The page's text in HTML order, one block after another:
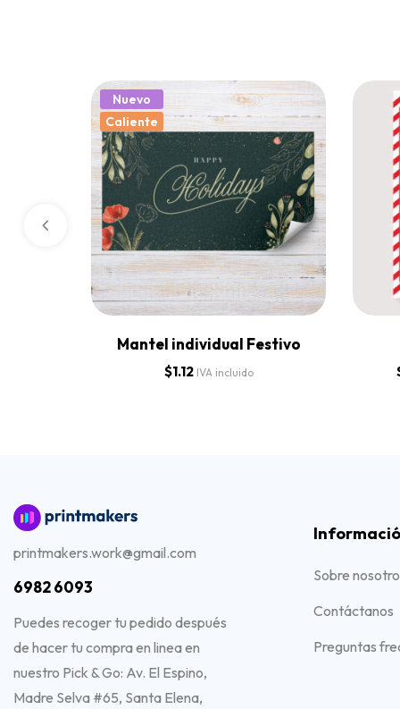
Nuevo
Caliente
Mantel individual Festivo
$1.12 IVA incluido
printmakers.work@gmail.com
6982 6093
Puedes recoger tu pedido después
de hacer tu compra en linea en
nuestro Pick & Go: Av. El Espino,
Madre Selva #65, Santa Elena,
Sobre
Contáctanos
Preguntas